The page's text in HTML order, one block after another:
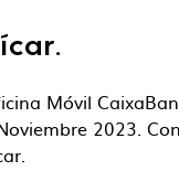
Móvil
2023.